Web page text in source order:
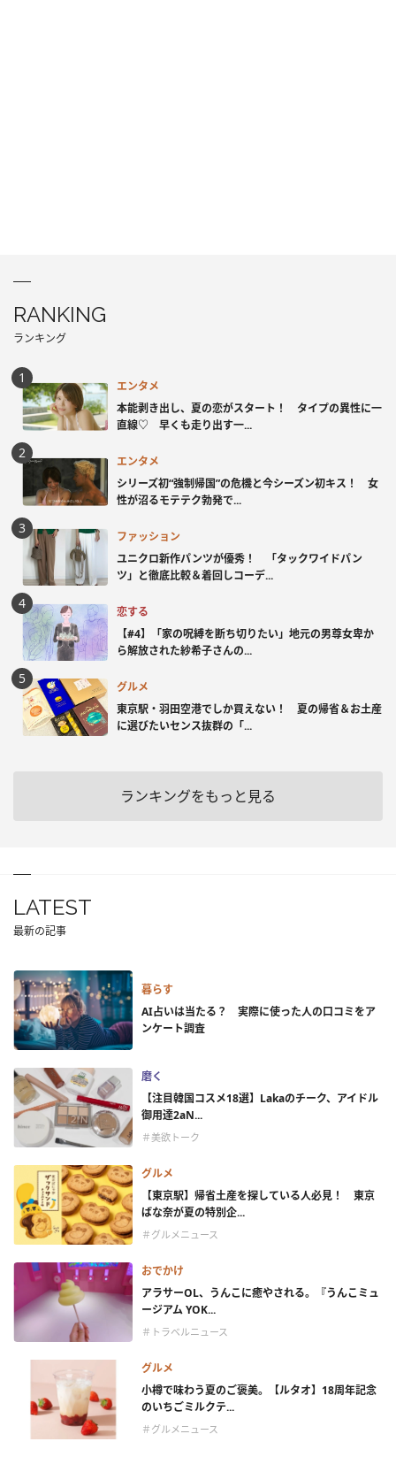
RANKING
ランキング
エンタメ
本能剥き出し、夏の恋がスタート！ タイプの異性に一
直線♡ 早くも走り出す一...
エンタメ
シリーズ初“強制帰国”の危機と今シーズン初キス！ 女
性が沼るモテテク勃発で...
ファッション
ユニクロ新作パンツが優秀！ 「タックワイドパン
ツ」と徹底比較＆着回しコーデ...
恋する
【#4】「家の呪縛を断ち切りたい」地元の男尊女卑か
ら解放された紗希子さんの...
グルメ
東京駅・羽田空港でしか買えない！ 夏の帰省＆お土産
に選びたいセンス抜群の「...
ランキングをもっと見る
LATEST
最新の記事
暮らす
AI占いは当たる？ 実際に使った人の口コミをア
ンケート調査
磨く
【注目韓国コスメ18選】Lakaのチーク、アイドル
御用達2aN...
＃美欲トーク
グルメ
【東京駅】帰省土産を探している人必見！ 東京
ばな奈が夏の特別企...
＃グルメニュース
おでかけ
アラサーOL、うんこに癒やされる。『うんこミュ
ージアム YOK...
＃トラベルニュース
グルメ
小樽で味わう夏のご褒美。【ルタオ】18周年記念
のいちごミルクテ...
＃グルメニュース